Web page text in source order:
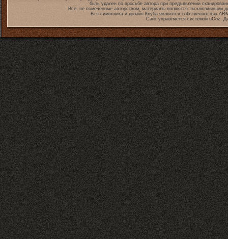
быть удален по просьбе автора при предъявлении
Все, не помеченные авторством, материалы являются эксклюзивными
Вся символика и дизайн Клуба являются собственностью
Сайт управляется системой uCoz.